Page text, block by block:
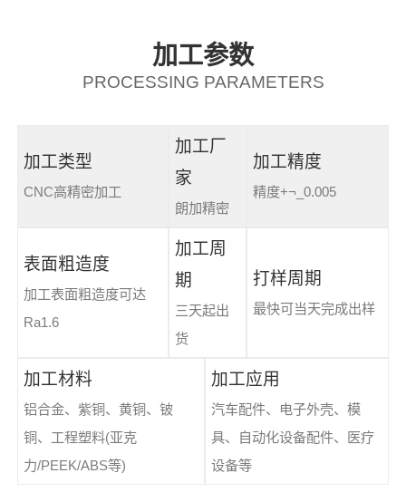
加工参数
PROCESSING PARAMETERS
加工类型
CNC高精密加工
加工厂
家
朗加精密
加工精度
精度+¬_0.005
表面粗造度
加工表面粗造度可达
Ra1.6
加工周
期
三天起出
货
打样周期
最快可当天完成出样
加工材料
铝合金、紫铜、黄铜、铍
铜、工程塑料(亚克
力/PEEK/ABS等)
加工应用
汽车配件、电子外壳、模
具、自动化设备配件、医疗
设备等